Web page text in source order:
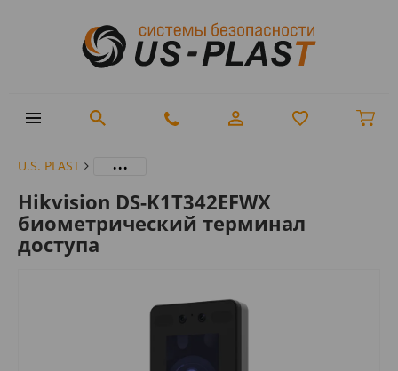
U.S. PLAST ...
Hikvision DS-K1T342EFWX
биометрический терминал
доступа